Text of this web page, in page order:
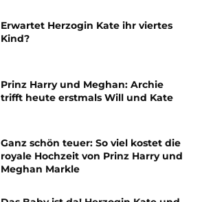
Erwartet Herzogin Kate ihr viertes
Kind?
Prinz Harry und Meghan: Archie
trifft heute erstmals Will und Kate
Ganz schön teuer: So viel kostet die
royale Hochzeit von Prinz Harry und
Meghan Markle